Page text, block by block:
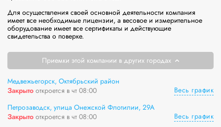
Для осуществления своей основной деятельности компания
имеет все необходимые лицензии, а весовое и измерительное
оборудование имеет все сертификаты и действующие
свидетельства о поверке.
Приемки этой компании в других городах
Медвежьегорск, Октябрьский район
Закрыто откроется в чт 08:00
Весь график
Петрозаводск, улица Онежской Флотилии, 29А
Закрыто откроется в чт 08:00
Весь график